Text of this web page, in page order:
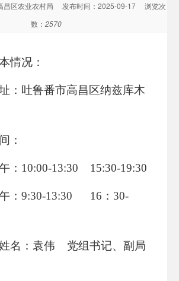
昌区农业农村局 发布时间：2025-09-17
浏览次
数： 2570
情况：
：吐鲁番市高昌区纳兹库木
：
：10:00-13:30 15:30-19:30
：9:30-13:30 16：30-
名：袁伟 党组书记、副局